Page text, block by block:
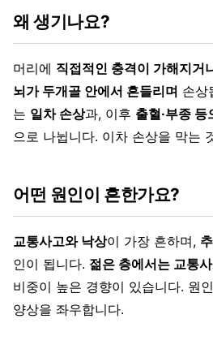
왜 생기나요?
머리에 직접적인 충격이 가해지거
뇌가 두개골 안에서 흔들리며 손상
는 일차 손상과, 이후 출혈·부종
으로 나뉩니다. 이차 손상을 막는
어떤 원인이 흔한가요?
교통사고와 낙상이 가장 흔하며,
인이 됩니다. 젊은 층에서는 교통
비중이 높은 경향이 있습니다. 원
양상을 좌우합니다.